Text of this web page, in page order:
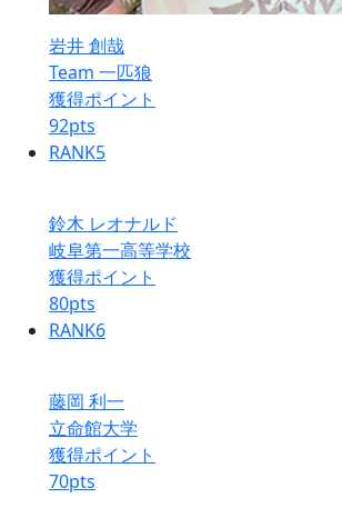
岩井 創哉
Team 一匹狼
獲得ポイント
92pts
RANK5
鈴木 レオナルド
岐阜第一高等学校
獲得ポイント
80pts
RANK6
藤岡 利一
立命館大学
獲得ポイント
70pts